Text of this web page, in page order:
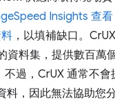
Insights 查
，以填補缺口。
資料集，提供數百萬
不過，CrUX 通常不會
料，因此無法協助您